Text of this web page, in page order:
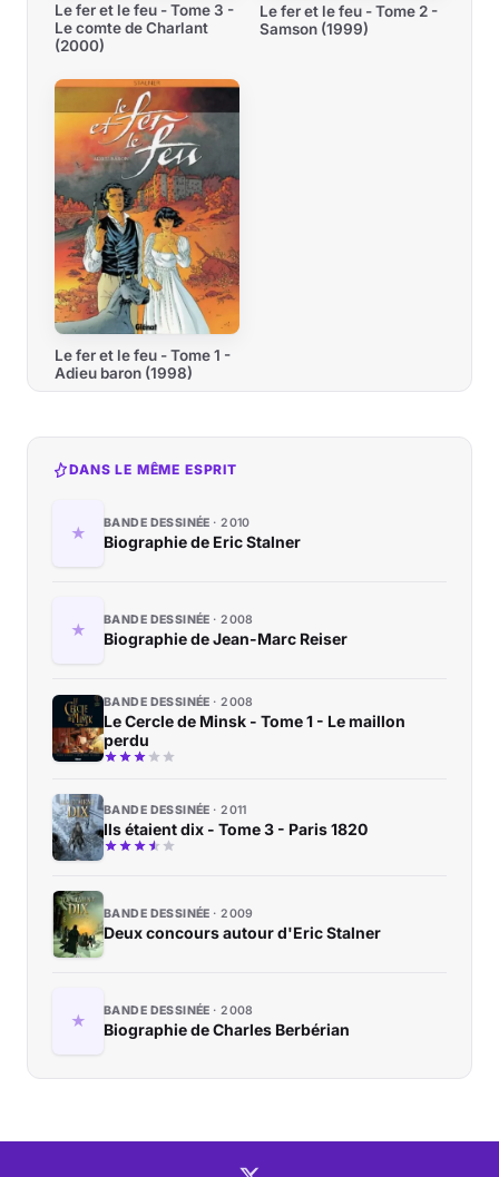
Le fer et le feu - Tome 3 -
Le comte de Charlant
(2000)
Le fer et le feu - Tome 2 -
Samson (1999)
Le fer et le feu - Tome 1 -
Adieu baron (1998)
DANS LE MÊME ESPRIT
BANDE DESSINÉE 2010
Biographie de Eric Stalner
BANDE DESSINÉE 2008
Biographie de Jean-Marc Reiser
BANDE DESSINÉE 2008
Le Cercle de Minsk - Tome 1 - Le maillon
perdu
BANDE DESSINÉE 2011
Ils étaient dix - Tome 3 - Paris 1820
BANDE DESSINÉE 2009
Deux concours autour d'Eric Stalner
BANDE DESSINÉE 2008
Biographie de Charles Berbérian